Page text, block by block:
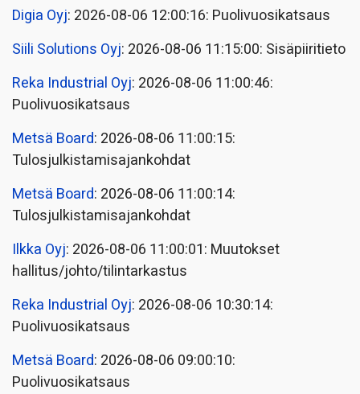
Digia Oyj: 2026-08-06 12:00:16: Puolivuosikatsaus
Siili Solutions Oyj: 2026-08-06 11:15:00: Sisäpiiritieto
Reka Industrial Oyj: 2026-08-06 11:00:46:
Puolivuosikatsaus
Metsä Board: 2026-08-06 11:00:15:
Tulosjulkistamisajankohdat
Metsä Board: 2026-08-06 11:00:14:
Tulosjulkistamisajankohdat
Ilkka Oyj: 2026-08-06 11:00:01: Muutokset
hallitus/johto/tilintarkastus
Reka Industrial Oyj: 2026-08-06 10:30:14:
Puolivuosikatsaus
Metsä Board: 2026-08-06 09:00:10:
Puolivuosikatsaus